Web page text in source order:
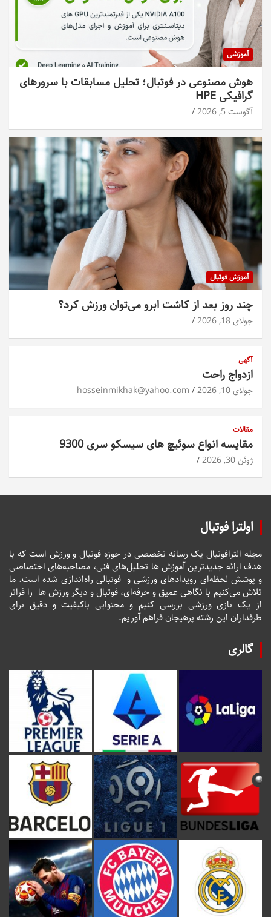
آموزشی
هوش مصنوعی در فوتبال؛ تحلیل مسابقات با سرورهای
گرافیکی HPE
آگوست 5, 2026
آموزش فوتبال
چند روز بعد از کاشت ابرو می‌توان ورزش کرد؟
جولای 18, 2026
آگهی
ازدواج راحت
جولای 10, 2026 hosseinmikhak@yahoo.com
مقالات
مقایسه انواع سوئیچ های سیسکو سری 9300
ژوئن 30, 2026
اولترا فوتبال
مجله الترافوتبال یک رسانه تخصصی در حوزه فوتبال و ورزش است که با
هدف ارائه جدیدترین آموزش ها تحلیل‌های فنی، مصاحبه‌های اختصاصی
و پوشش لحظه‌ای رویدادهای ورزشی و فوتبالی راه‌اندازی شده است. ما
تلاش می‌کنیم با نگاهی عمیق و حرفه‌ای، فوتبال و دیگر ورزش ها را فراتر
از یک بازی ورزشی بررسی کنیم و محتوایی باکیفیت و دقیق برای
طرفداران این رشته پرهیجان فراهم آوریم.
گالری